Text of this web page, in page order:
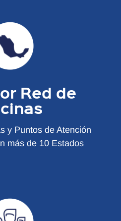
Red de
y Puntos de Atención
más de 10 Estados